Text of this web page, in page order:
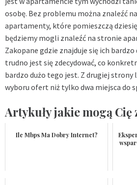
osobę. Bez problemu można znaleźć
apartamenty, które pomieszczą
będziemy mogli znaleźć na stronie
Zakopane gdzie znajduje się ich bardzo
trudno jest się zdecydować, co
bardzo dużo tego jest. Z drugiej strony
wyboru ofert niż tylko dwa miejsca do
Artykuły jakie mogą Cię
Ile Mbps Ma Dobry Internet?